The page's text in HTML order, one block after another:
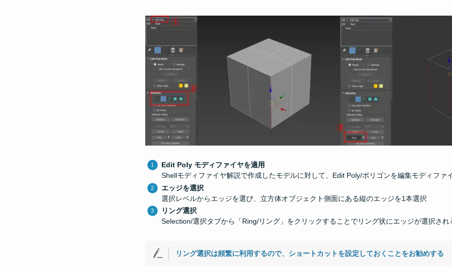
Edit Poly モディファイヤを適用
Shellモディファイヤ解説で作成したモデルに対して、Edit Poly/ポリゴンを編集モディファ
エッジを選択
選択レベルからエッジを選び、立方体オブジェクト側面にある縦のエッジを1本選択
リング選択
Selection/選択タブから「Ring/リング」をクリックすることでリング状にエッジが選択され
リング選択は頻繁に利用するので、ショートカットを設定しておくことをお勧めする